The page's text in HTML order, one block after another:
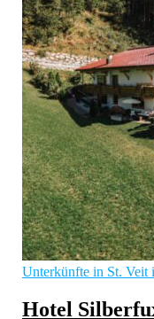
Unterkünfte in St. Veit
Hotel